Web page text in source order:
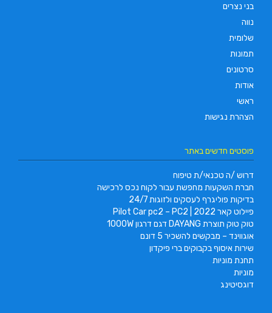
בני נצרים
נווה
שלומית
תמונות
סרטונים
אודות
ראשי
הצהרת נגישות
פוסטים חדשים באתר
דרוש /ה טכנאי/ת טיפוח
חברת השקעות מחפשת עבור לקוח נכס לרכישה
בדיקות פוליגרף לעסקים ולזוגות 24/7
פיילוט קאר 2022 | Pilot Car pc2 – PC2
טוק טוק תוצרת DAYANG דגם דרגון 1000W
אוגווינד – מבקשים להשכיר 5 דונם
שירות איסוף בקבוקים ברי פיקדון
תחנת מוניות
מוניות
דוגסיטינג